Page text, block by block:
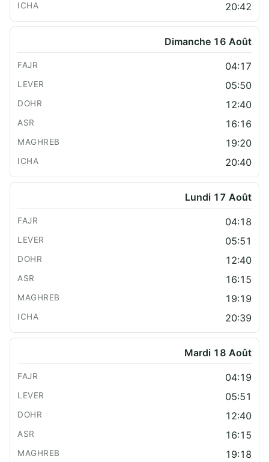
20:42
Dimanche 16 Août
04:17
05:50
12:40
16:16
19:20
20:40
Lundi 17 Août
04:18
05:51
12:40
16:15
19:19
20:39
Mardi 18 Août
04:19
05:51
12:40
16:15
19:18